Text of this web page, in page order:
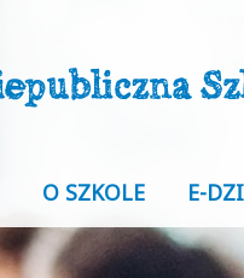
O SZKOLE E-